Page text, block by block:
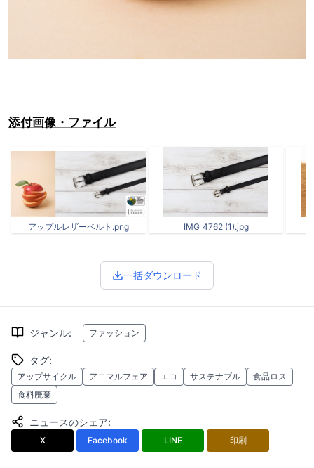
添付画像・ファイル
アップルレザーベルト.png IMG_4762 (1).jpg
一括ダウンロード
ジャンル: ファッション
タグ:
アップサイクル アニマルフェア エコ サステナブル
食品ロス
食料廃棄
ニュースのシェア:
X Facebook LINE 印刷